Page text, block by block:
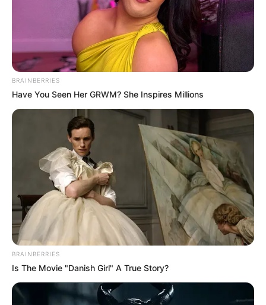
BRAINBERRIES
Have You Seen Her GRWM? She Inspires Millions
BRAINBERRIES
Is The Movie "Danish Girl" A True Story?